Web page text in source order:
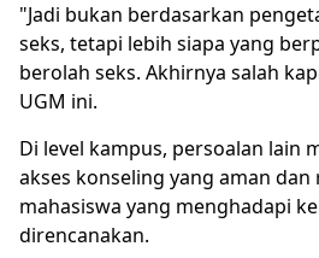
"Jadi bukan berdasarkan
seks, tetapi lebih siapa yang
berolah seks. Akhirnya salah
UGM ini.
Di level kampus, persoalan lain
akses konseling yang aman dan
mahasiswa yang menghadapi
direncanakan.